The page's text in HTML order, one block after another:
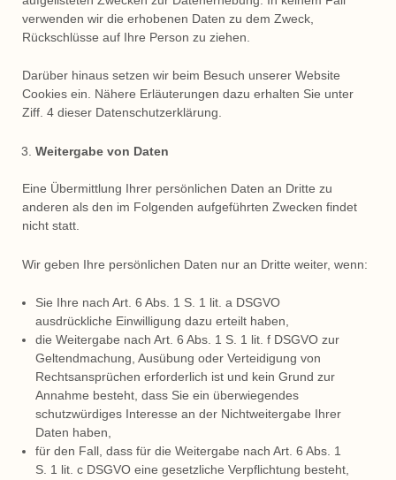
verwenden wir die erhobenen Daten zu dem Zweck,
Rückschlüsse auf Ihre Person zu ziehen.
Darüber hinaus setzen wir beim Besuch unserer Website
Cookies ein. Nähere Erläuterungen dazu erhalten Sie unter
Ziff. 4 dieser Datenschutzerklärung.
Weitergabe von Daten
Eine Übermittlung Ihrer persönlichen Daten an Dritte zu
anderen als den im Folgenden aufgeführten Zwecken findet
nicht statt.
Wir geben Ihre persönlichen Daten nur an Dritte weiter, wenn:
Sie Ihre nach Art. 6 Abs. 1 S. 1 lit. a DSGVO
ausdrückliche Einwilligung dazu erteilt haben,
die Weitergabe nach Art. 6 Abs. 1 S. 1 lit. f DSGVO zur
Geltendmachung, Ausübung oder Verteidigung von
Rechtsansprüchen erforderlich ist und kein Grund zur
Annahme besteht, dass Sie ein überwiegendes
schutzwürdiges Interesse an der Nichtweitergabe Ihrer
Daten haben,
für den Fall, dass für die Weitergabe nach Art. 6 Abs. 1
S. 1 lit. c DSGVO eine gesetzliche Verpflichtung besteht,